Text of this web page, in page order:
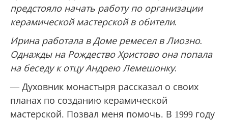
предстояло начать работу по организации
керамической мастерской в обители.
Ирина работала в Доме ремесел в Лиозно.
Однажды на Рождество Христово она попала
на беседу к отцу Андрею Лемешонку.
— Духовник монастыря рассказал о своих
планах по созданию керамической
мастерской. Позвал меня помочь. В 1999 году